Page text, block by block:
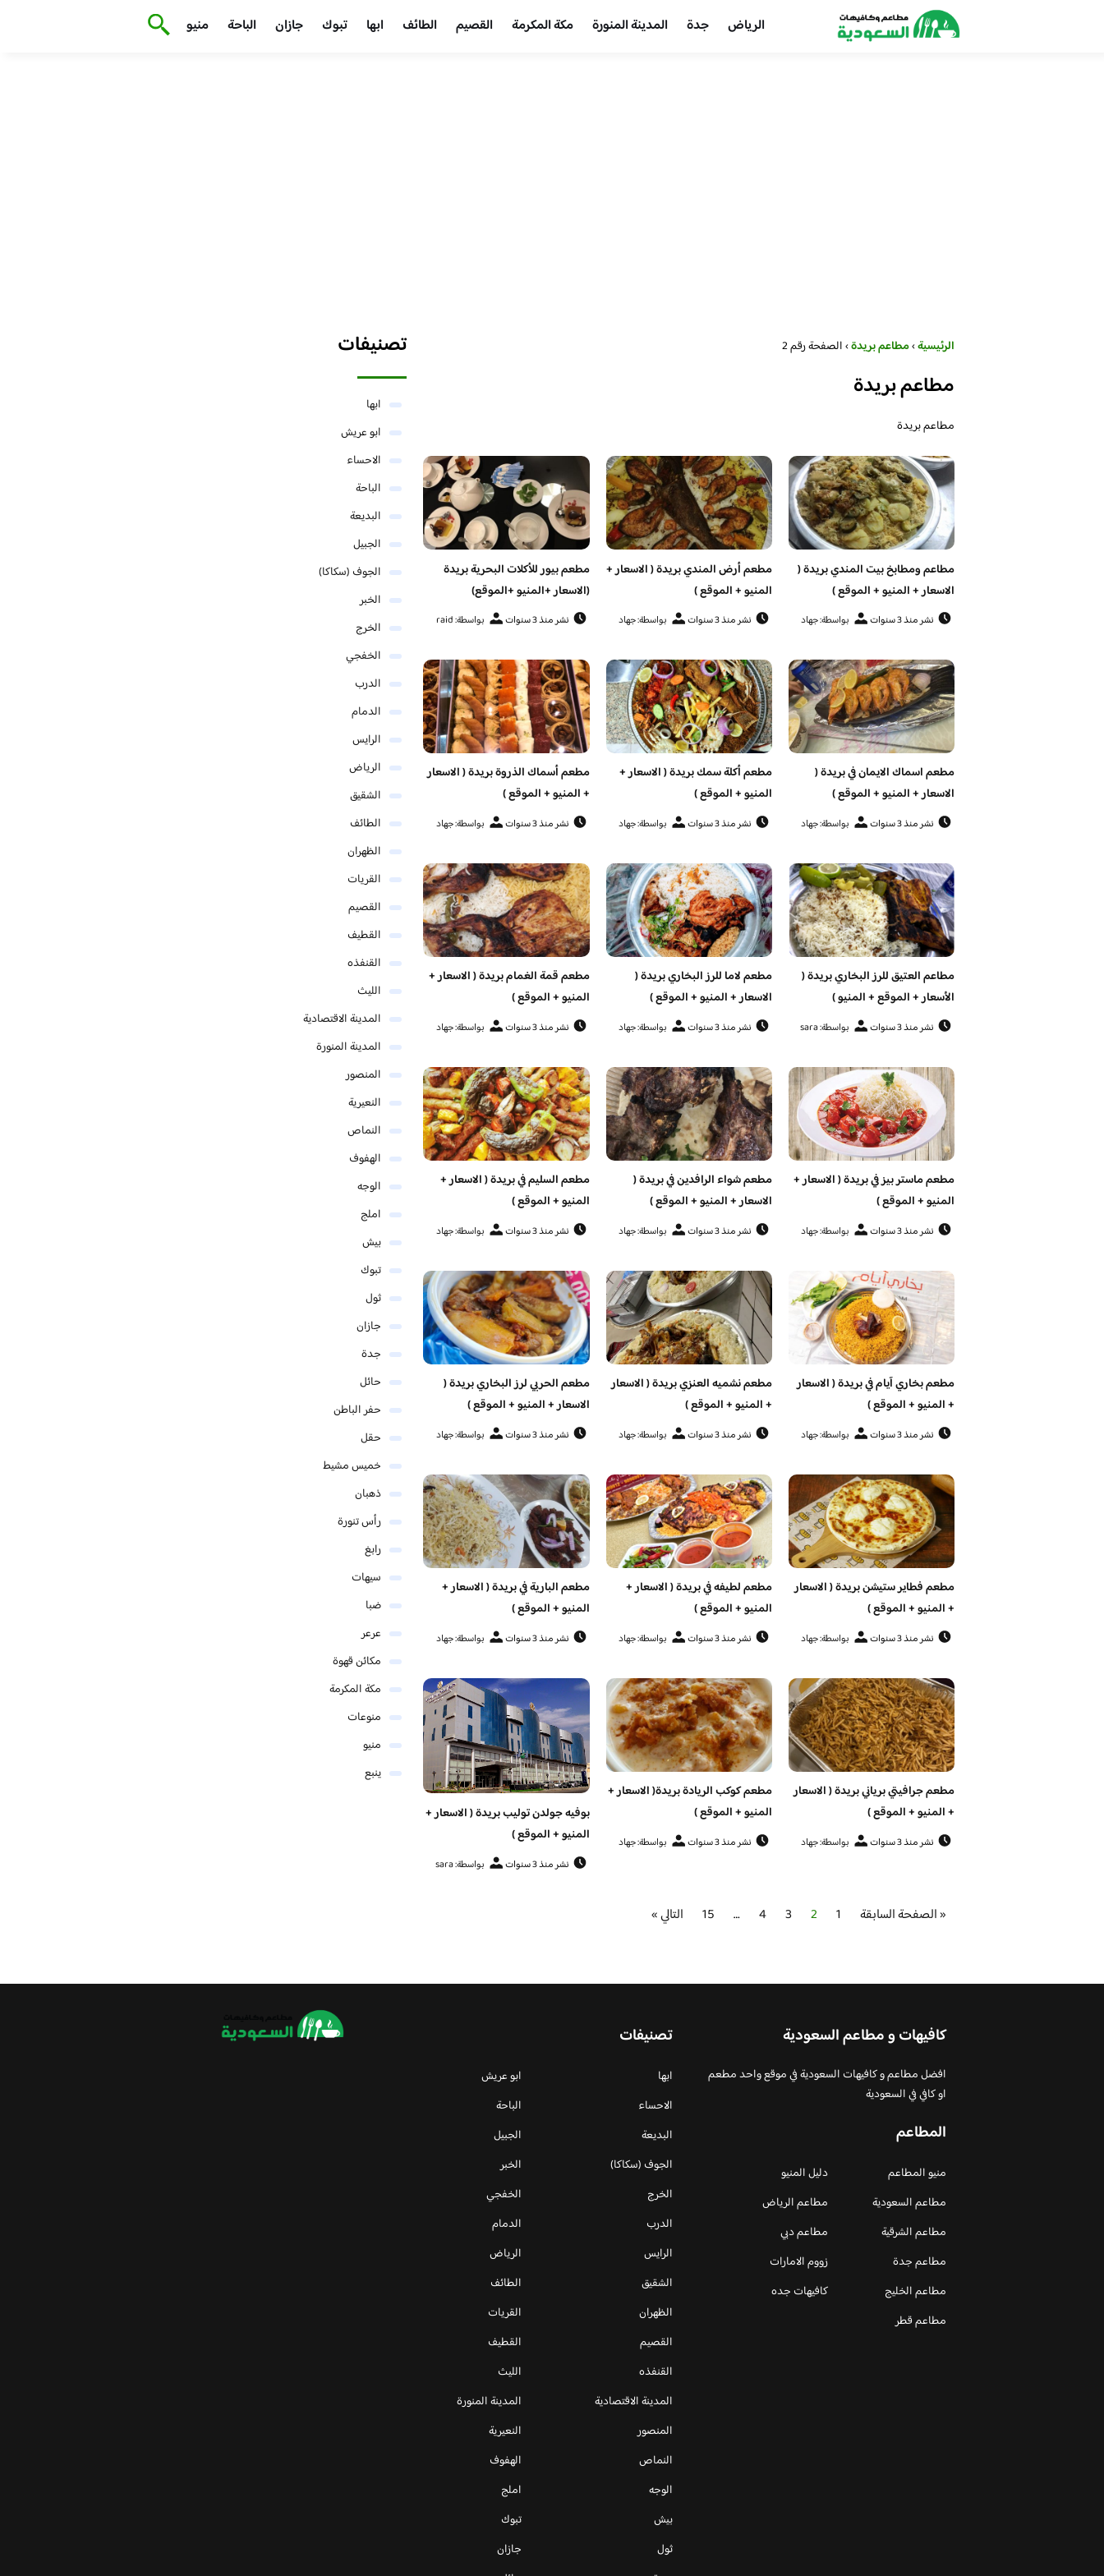
الرياض جدة المدينة المنورة مكة المكرمة القصيم الطائف ابها تبوك جازان الباحة منيو
الرئيسية›مطاعم بريدة›الصفحة رقم 2
مطاعم بريدة
مطاعم بريدة
مطاعم ومطابخ بيت المندي بريدة (
الاسعار + المنيو + الموقع )
نشر منذ 3 سنوات بواسطة: جهاد
مطعم أرض المندي بريدة ( الاسعار +
المنيو + الموقع )
نشر منذ 3 سنوات بواسطة: جهاد
مطعم بيور للأكلات البحرية بريدة
(الاسعار +المنيو +الموقع)
نشر منذ 3 سنوات بواسطة: raid
مطعم اسماك الايمان في بريدة (
الاسعار + المنيو + الموقع )
نشر منذ 3 سنوات بواسطة: جهاد
مطعم أكلة سمك بريدة ( الاسعار +
المنيو + الموقع )
نشر منذ 3 سنوات بواسطة: جهاد
مطعم أسماك الذروة بريدة ( الاسعار
+ المنيو + الموقع )
نشر منذ 3 سنوات بواسطة: جهاد
مطاعم العتيق للرز البخاري بريدة (
الأسعار + الموقع + المنيو )
نشر منذ 3 سنوات بواسطة: sara
مطعم لاما للرز البخاري بريدة (
الاسعار + المنيو + الموقع )
نشر منذ 3 سنوات بواسطة: جهاد
مطعم قمة الغمام بريدة ( الاسعار +
المنيو + الموقع )
نشر منذ 3 سنوات بواسطة: جهاد
مطعم ماستر بيز في بريدة ( الاسعار +
المنيو + الموقع )
نشر منذ 3 سنوات بواسطة: جهاد
مطعم شواء الرافدين في بريدة (
الاسعار + المنيو + الموقع )
نشر منذ 3 سنوات بواسطة: جهاد
مطعم السليم في بريدة ( الاسعار +
المنيو + الموقع )
نشر منذ 3 سنوات بواسطة: جهاد
مطعم بخاري آيام في بريدة ( الاسعار
+ المنيو + الموقع )
نشر منذ 3 سنوات بواسطة: جهاد
مطعم نشميه العنزي بريدة ( الاسعار
+ المنيو + الموقع )
نشر منذ 3 سنوات بواسطة: جهاد
مطعم الحربي لرز البخاري بريدة (
الاسعار + المنيو + الموقع )
نشر منذ 3 سنوات بواسطة: جهاد
مطعم فطاير ستيشن بريدة ( الاسعار
+ المنيو + الموقع )
نشر منذ 3 سنوات بواسطة: جهاد
مطعم لطيفه في بريدة ( الاسعار +
المنيو + الموقع )
نشر منذ 3 سنوات بواسطة: جهاد
مطعم البارية في بريدة ( الاسعار +
المنيو + الموقع )
نشر منذ 3 سنوات بواسطة: جهاد
مطعم جرافيتي برياني بريدة ( الاسعار
+ المنيو + الموقع )
نشر منذ 3 سنوات بواسطة: جهاد
مطعم كوكب الريادة بريدة( الاسعار +
المنيو + الموقع )
نشر منذ 3 سنوات بواسطة: جهاد
بوفيه جولدن توليب بريدة ( الاسعار +
المنيو + الموقع )
نشر منذ 3 سنوات بواسطة: sara
« الصفحة السابقة 1
2
3
4
…
15 التالي »
تصنيفات
ابها
ابو عريش
الاحساء
الباحة
البديعة
الجبيل
الجوف (سكاكا)
الخبر
الخرج
الخفجي
الدرب
الدمام
الرايس
الرياض
الشقيق
الطائف
الظهران
القريات
القصيم
القطيف
القنفذه
الليث
المدينة الاقتصادية
المدينة المنورة
المنصور
النعيرية
النماص
الهفوف
الوجه
املج
بيش
تبوك
ثول
جازان
جدة
حائل
حفر الباطن
حقل
خميس مشيط
ذهبان
رأس تنورة
رابغ
سيهات
ضبا
عرعر
مكائن قهوة
مكة المكرمة
منوعات
منيو
ينبع
كافيهات و مطاعم السعودية
افضل مطاعم و كافيهات السعودية في موقع واحد مطعم
او كافي في السعودية
المطاعم
منيو المطاعم
دليل المنيو
مطاعم السعودية
مطاعم الرياض
مطاعم الشرقية
مطاعم دبي
مطاعم جدة
زووم الامارات
مطاعم الخليج
كافيهات جده
مطاعم قطر
تصنيفات
ابها
ابو عريش
الاحساء
الباحة
البديعة
الجبيل
الجوف (سكاكا)
الخبر
الخرج
الخفجي
الدرب
الدمام
الرايس
الرياض
الشقيق
الطائف
الظهران
القريات
القصيم
القطيف
القنفذه
الليث
المدينة الاقتصادية
المدينة المنورة
المنصور
النعيرية
النماص
الهفوف
الوجه
املج
بيش
تبوك
ثول
جازان